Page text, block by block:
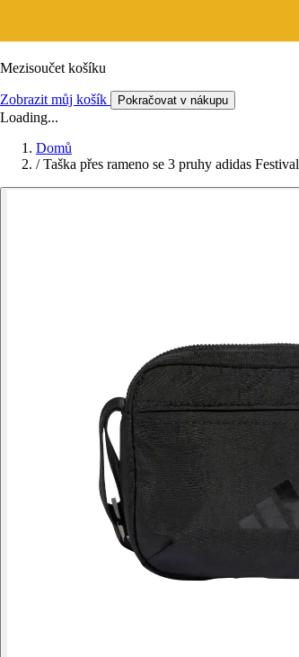
Mezisoučet košíku
Zobrazit můj košík Pokračovat v nákupu
Loading...
Domů
/ Taška přes rameno se 3 pruhy adidas Festival